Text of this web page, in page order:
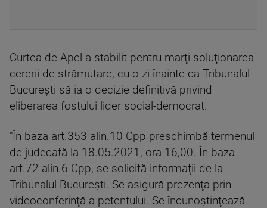
Curtea de Apel a stabilit pentru marţi soluţionarea
cererii de strămutare, cu o zi înainte ca Tribunalul
Bucureşti să ia o decizie definitivă privind
eliberarea fostului lider social-democrat.
"În baza art.353 alin.10 Cpp preschimbă termenul
de judecată la 18.05.2021, ora 16,00. În baza
art.72 alin.6 Cpp, se solicită informaţii de la
Tribunalul Bucureşti. Se asigură prezenţa prin
videoconferinţă a petentului. Se încunoştinţează